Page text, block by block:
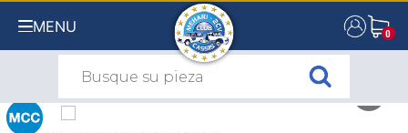
MENU 0
0